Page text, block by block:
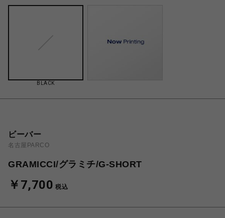
BLACK
ビーバー
名古屋PARCO
GRAMICCI/グラミチ/G-SHORT
￥7,700 税込